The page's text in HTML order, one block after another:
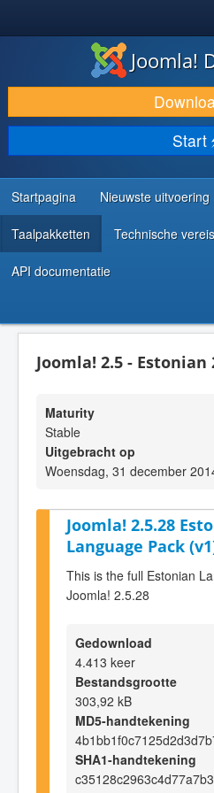
DOWNLOAD & BREID UIT
ONTDEK & LEER
COMMUNITY & ONDERSTEUNING
ONTWIKKELAARSBRONNEN
Joomla!
Start
Startpagina Nieuwste uitvoering
Taalpakketten Technische
API documentatie
Joomla! 2.5 - Estonian
Maturity
Stable
Uitgebracht op
Woensdag, 31 december
Joomla! 2.5.28
Language Pack
This is the full Estonian
Joomla! 2.5.28
Gedownload
4.413 keer
Bestandsgrootte
303,92 kB
MD5-handtekening
SHA1-handtekening